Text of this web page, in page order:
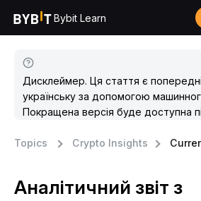
Bybit Learn
Дисклеймер. Ця стаття є
українську за допомогою
Покращена версія буде доступна
Topics Crypto Insights
Аналітичний звіт з